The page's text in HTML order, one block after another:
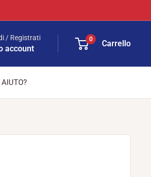
/ Registrati
account
0 Carrello